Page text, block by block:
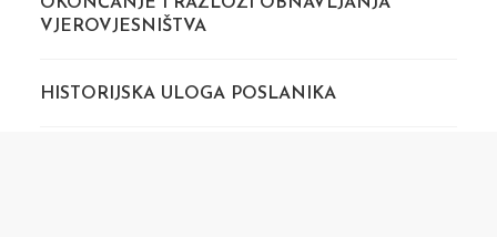
VJEROVJESNIŠTVA
HISTORIJSKA ULOGA POSLANIKA